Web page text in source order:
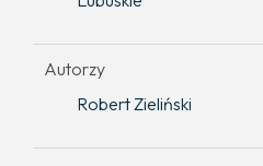
Autorzy
Robert Zieliński